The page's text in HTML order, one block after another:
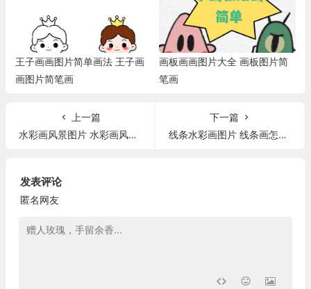
王子画画图片简单画法 王子画
画图片简笔画
画板画画图片大全 画板图片简
笔画
上一篇
水彩画风景图片 水彩画风景图片教程
下一篇
线条水彩画图片 线条画怎么画简单的用水彩笔
发表评论
匿名网友